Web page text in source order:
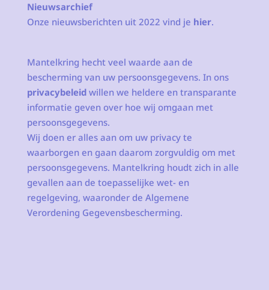
Nieuwsarchief
Onze nieuwsberichten uit 2022 vind je hier.
Mantelkring hecht veel waarde aan de
bescherming van uw persoonsgegevens. In ons
privacybeleidwillen we heldere en transparante
informatie geven over hoe wij omgaan met
persoonsgegevens.
Wij doen er alles aan om uw privacy te
waarborgen en gaan daarom zorgvuldig om met
persoonsgegevens. Mantelkring houdt zich in alle
gevallen aan de toepasselijke wet- en
regelgeving, waaronder de Algemene
Verordening Gegevensbescherming.